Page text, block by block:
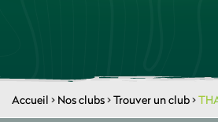
Accueil > Nos clubs>Trouver un club>